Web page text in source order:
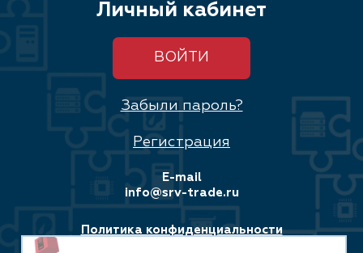
Личный кабинет
ВОЙТИ
Забыли пароль?
Регистрация
E-mail
info@srv-trade.ru
Политика конфиденциальности